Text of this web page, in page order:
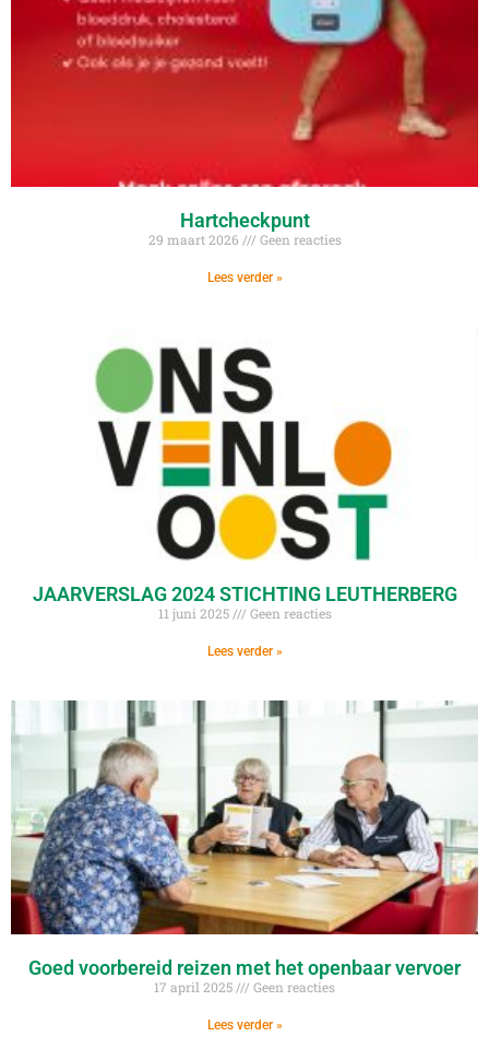
Hartcheckpunt
29 maart 2026 Geen reacties
Lees verder »
JAARVERSLAG 2024 STICHTING LEUTHERBERG
11 juni 2025 Geen reacties
Lees verder »
Goed voorbereid reizen met het openbaar vervoer
17 april 2025 Geen reacties
Lees verder »